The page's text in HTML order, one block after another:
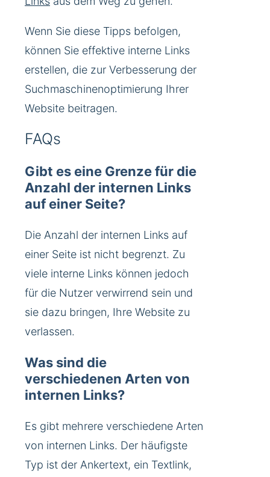
Wenn Sie diese Tipps befolgen,
können Sie effektive interne Links
erstellen, die zur Verbesserung der
Suchmaschinenoptimierung Ihrer
Website beitragen.
FAQs
Gibt es eine Grenze für die
Anzahl der internen Links
auf einer Seite?
Die Anzahl der internen Links auf
einer Seite ist nicht begrenzt. Zu
viele interne Links können jedoch
für die Nutzer verwirrend sein und
sie dazu bringen, Ihre Website zu
verlassen.
Was sind die
verschiedenen Arten von
internen Links?
Es gibt mehrere verschiedene Arten
von internen Links. Der häufigste
Typ ist der Ankertext, ein Textlink,